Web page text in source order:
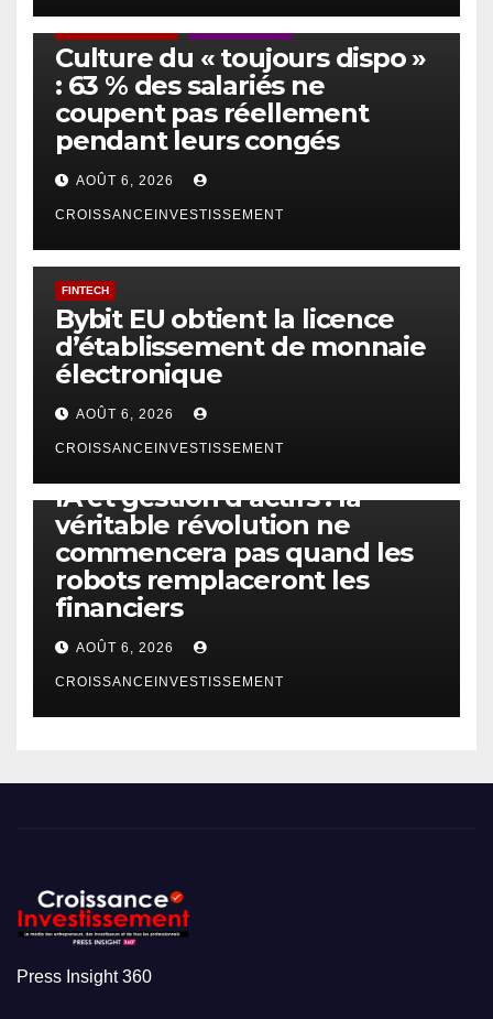
Culture du « toujours dispo »
: 63 % des salariés ne
coupent pas réellement
pendant leurs congés
AOÛT 6, 2026
CROISSANCEINVESTISSEMENT
FINTECH
Bybit EU obtient la licence
d’établissement de monnaie
électronique
AOÛT 6, 2026
CROISSANCEINVESTISSEMENT
IA et gestion d’actifs : la
véritable révolution ne
commencera pas quand les
robots remplaceront les
financiers
AOÛT 6, 2026
CROISSANCEINVESTISSEMENT
Press Insight 360